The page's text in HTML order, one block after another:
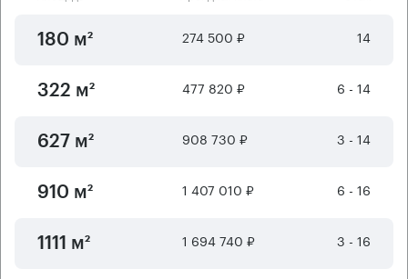
180 м² 274 500 ₽ 14
322 м² 477 820 ₽ 6 - 14
627 м² 908 730 ₽ 3 - 14
910 м² 1 407 010 ₽ 6 - 16
1111 м² 1 694 740 ₽ 3 - 16